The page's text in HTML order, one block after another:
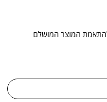
להתאמת המוצר המושלם